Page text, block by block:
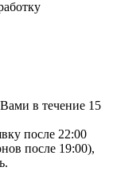
в течение 15
после 22:00
после 19:00),